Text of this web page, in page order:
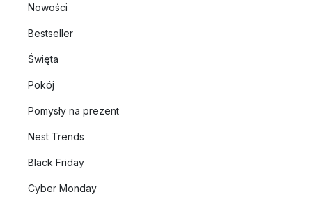
Nowości
Bestseller
Święta
Pokój
Pomysły na prezent
Nest Trends
Black Friday
Cyber Monday